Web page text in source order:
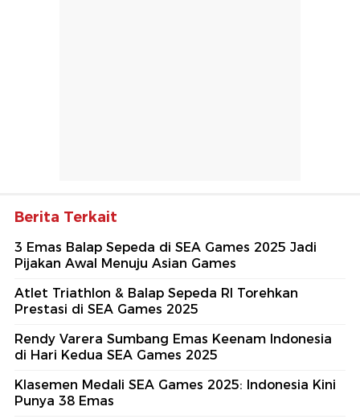
Berita Terkait
3 Emas Balap Sepeda di SEA Games 2025 Jadi
Pijakan Awal Menuju Asian Games
Atlet Triathlon & Balap Sepeda RI Torehkan
Prestasi di SEA Games 2025
Rendy Varera Sumbang Emas Keenam Indonesia
di Hari Kedua SEA Games 2025
Klasemen Medali SEA Games 2025: Indonesia Kini
Punya 38 Emas